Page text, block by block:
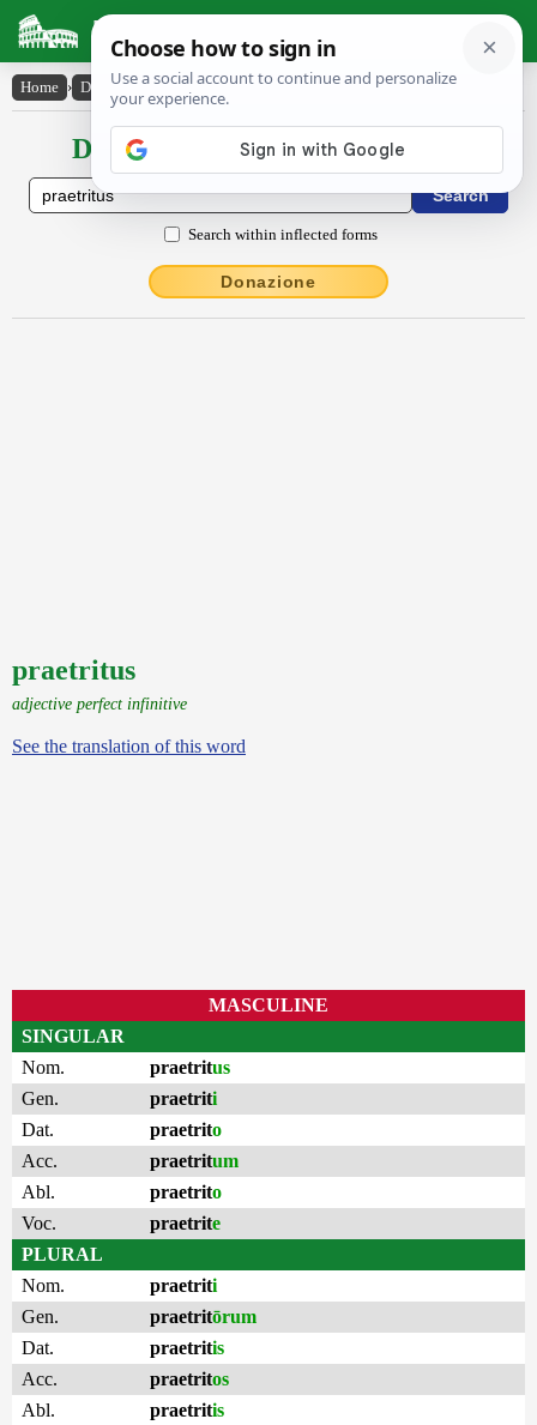
Latin Dictionary
Home › Declensions / Conjugations › praetritus
Declensions / Conjugations latin
Search within inflected forms
Donazione
praetritus
adjective perfect infinitive
See the translation of this word
MASCULINE
SINGULAR
Nom.
praetritus
Gen.
praetriti
Dat.
praetrito
Acc.
praetritum
Abl.
praetrito
Voc.
praetrite
PLURAL
Nom.
praetriti
Gen.
praetritōrum
Dat.
praetritis
Acc.
praetritos
Abl.
praetritis